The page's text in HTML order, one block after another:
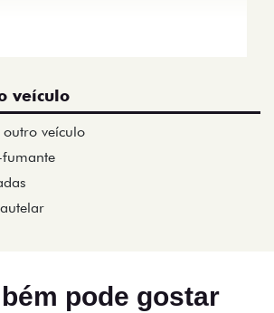
veículo
veículo
pode gostar